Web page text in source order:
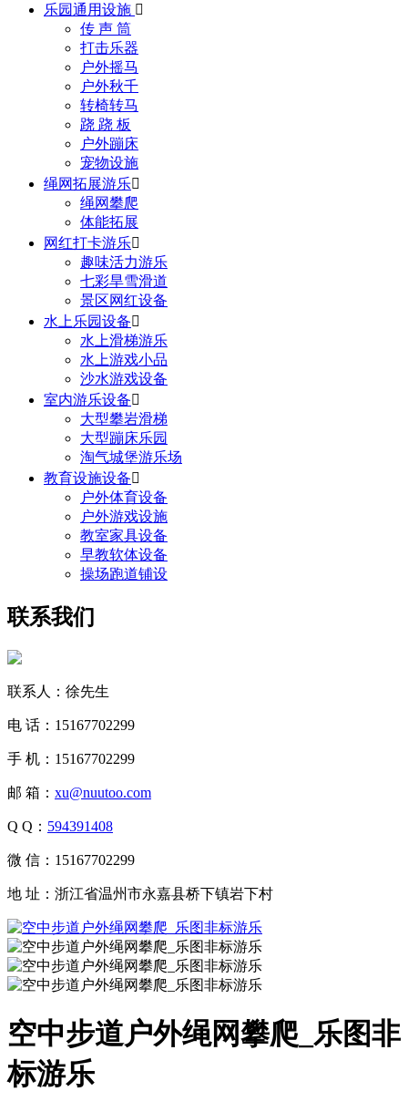
乐园通用设施 
传 声 筒
打击乐器
户外摇马
户外秋千
转椅转马
跷 跷 板
户外蹦床
宠物设施
绳网拓展游乐
绳网攀爬
体能拓展
网红打卡游乐
趣味活力游乐
七彩旱雪滑道
景区网红设备
水上乐园设备
水上滑梯游乐
水上游戏小品
沙水游戏设备
室内游乐设备
大型攀岩滑梯
大型蹦床乐园
淘气城堡游乐场
教育设施设备
户外体育设备
户外游戏设施
教室家具设备
早教软体设备
操场跑道铺设
联系我们
联系人：徐先生
电 话：15167702299
手 机：15167702299
邮 箱： xu@nuutoo.com
Q Q： 594391408
微 信：15167702299
地 址：浙江省温州市永嘉县桥下镇岩下村
空中步道户外绳网攀爬_乐图非
标游乐